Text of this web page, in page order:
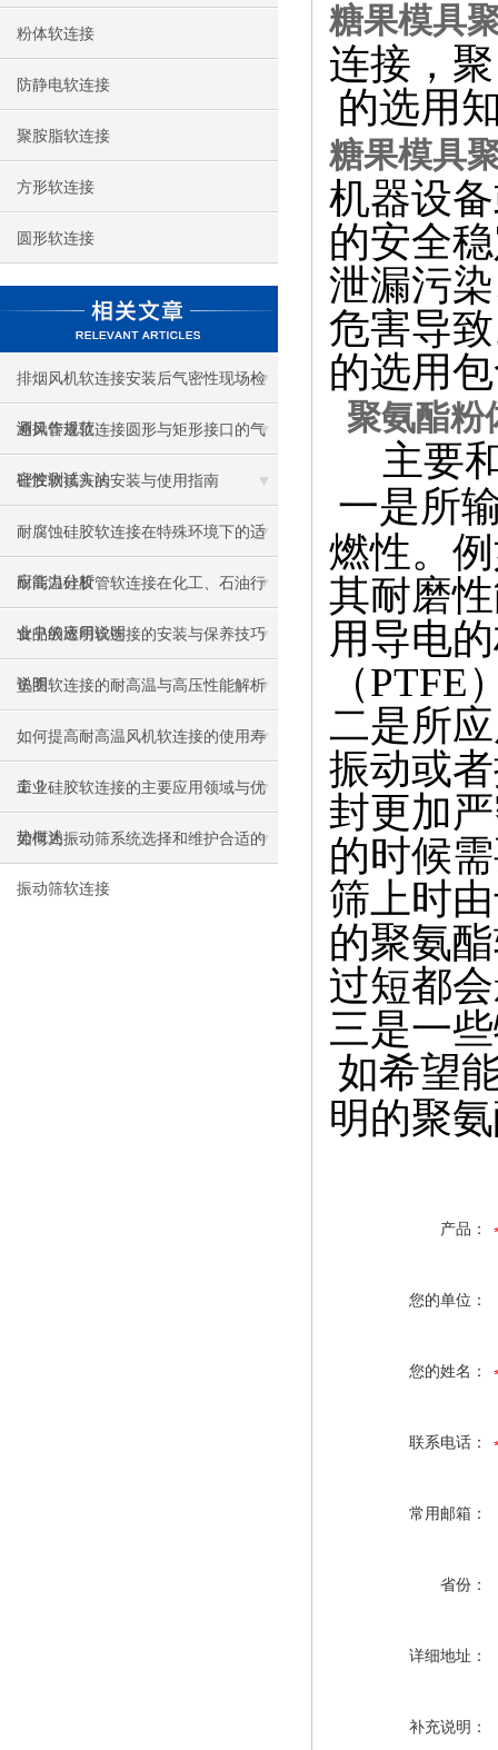
粉体软连接
防静电软连接
聚胺脂软连接
方形软连接
圆形软连接
排烟风机软连接安装后气密性现场检
测操作规范
通风管道软连接圆形与矩形接口的气
密性测试方法
硅胶软接头的安装与使用指南
耐腐蚀硅胶软连接在特殊环境下的适
应能力分析
耐高温硅胶管软连接在化工、石油行
业中的应用说明
食品级透明软连接的安装与保养技巧
说明
垫圈软连接的耐高温与高压性能解析
如何提高耐高温风机软连接的使用寿
命？
工业硅胶软连接的主要应用领域与优
势概述
如何为振动筛系统选择和维护合适的
振动筛软连接
糖果模具
连接，
的选用
糖果模具
机器设
的安全
泄漏污
危害导
的选用
聚氨酯粉
主要
一是所
燃性。
其耐磨
用导电
（PTFE
二是所
振动或
封更加
的时候
筛上时
的聚氨
过短都
三是一
如希望
明的聚
产品：
您的单位：
您的姓名：
联系电话：
常用邮箱：
省份：
详细地址：
补充说明：